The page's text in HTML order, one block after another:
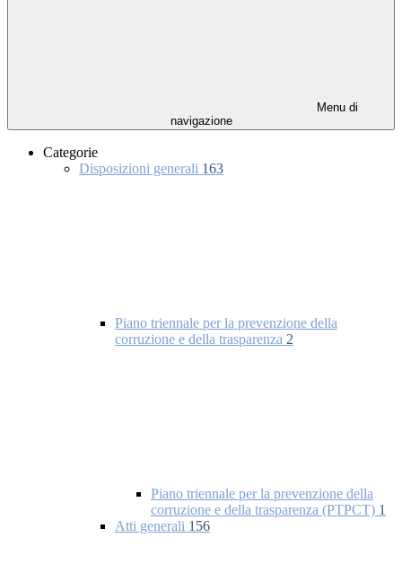
Menu di
navigazione
Categorie
Disposizioni generali 163
Piano triennale per la prevenzione della
corruzione e della trasparenza 2
Piano triennale per la prevenzione della
corruzione e della trasparenza (PTPCT) 1
Atti generali 156